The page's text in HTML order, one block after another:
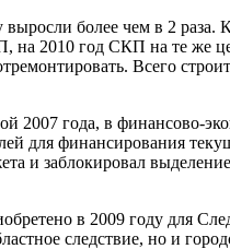
более чем в 2
2010 год СКП на те же
Всего
2007 года, в финансово-
для финансирования
заблокировал выделение
в 2009 году для
следствие, но и